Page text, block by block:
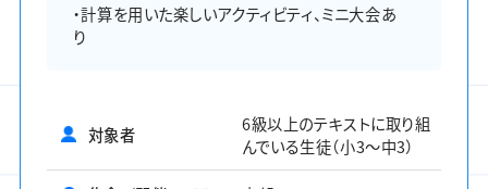
・計算を用いた楽しいアクティビティ、ミニ大会あ
り
対象者
6級以上のテキストに取り組
んでいる生徒（小3～中3）